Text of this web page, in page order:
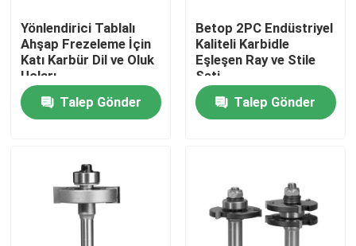
Ürünler
Hakkımızda
Yönlendirici Tablalı
Ahşap Frezeleme İçin
Katı Karbür Dil ve Oluk
Uçları
Talep Gönder
Betop 2PC Endüstriyel
Kaliteli Karbidle
Eşleşen Ray ve Stile
Seti
Talep Gönder